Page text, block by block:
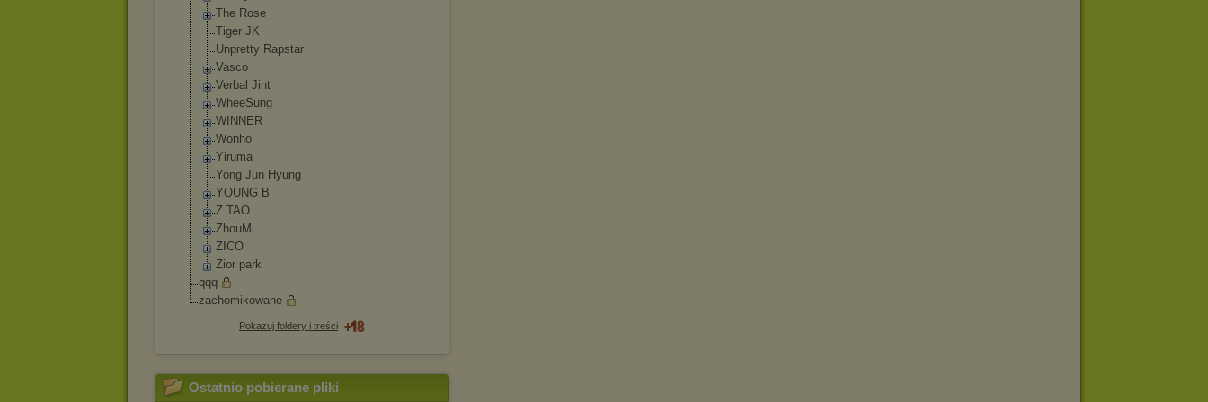
The Rose
Tiger JK
Unpretty Rapstar
Vasco
Verbal Jint
WheeSung
WINNER
Wonho
Yiruma
Yong Jun Hyung
YOUNG B
Z.TAO
ZhouMi
ZICO
Zior park
qqq
zachomikowane
Pokazuj foldery i treści
Ostatnio pobierane pliki